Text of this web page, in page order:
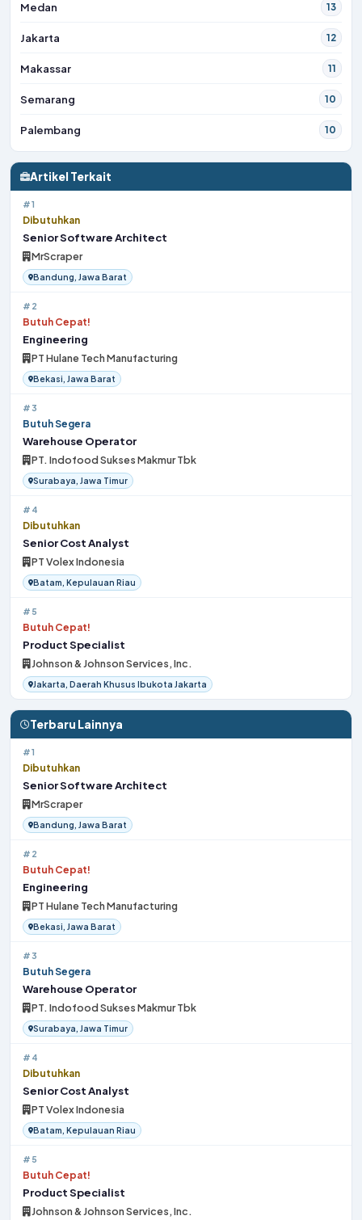
Medan 13
Jakarta 12
Makassar 11
Semarang 10
Palembang 10
Artikel Terkait
#1
Dibutuhkan
Senior Software Architect
MrScraper
Bandung, Jawa Barat
#2
Butuh Cepat!
Engineering
PT Hulane Tech Manufacturing
Bekasi, Jawa Barat
#3
Butuh Segera
Warehouse Operator
PT. Indofood Sukses Makmur Tbk
Surabaya, Jawa Timur
#4
Dibutuhkan
Senior Cost Analyst
PT Volex Indonesia
Batam, Kepulauan Riau
#5
Butuh Cepat!
Product Specialist
Johnson & Johnson Services, Inc.
Jakarta, Daerah Khusus Ibukota Jakarta
Terbaru Lainnya
#1
Dibutuhkan
Senior Software Architect
MrScraper
Bandung, Jawa Barat
#2
Butuh Cepat!
Engineering
PT Hulane Tech Manufacturing
Bekasi, Jawa Barat
#3
Butuh Segera
Warehouse Operator
PT. Indofood Sukses Makmur Tbk
Surabaya, Jawa Timur
#4
Dibutuhkan
Senior Cost Analyst
PT Volex Indonesia
Batam, Kepulauan Riau
#5
Butuh Cepat!
Product Specialist
Johnson & Johnson Services, Inc.